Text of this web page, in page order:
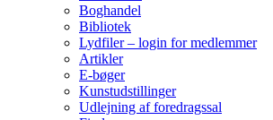
Boghandel
Bibliotek
Lydfiler – login for medlemmer
Artikler
E-bøger
Kunstudstillinger
Udlejning af foredragssal